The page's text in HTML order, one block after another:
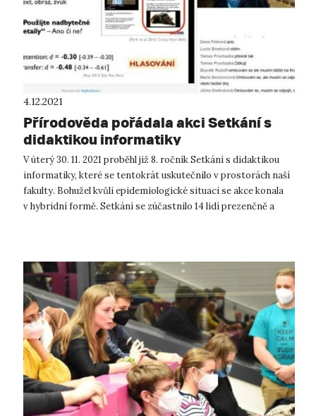
4.12.2021
Přírodověda pořádala akci Setkání s
didaktikou informatiky
V úterý 30. 11. 2021 proběhl již 8. ročník Setkání s didaktikou
informatiky, které se tentokrát uskutečnilo v prostorách naší
fakulty. Bohužel kvůli epidemiologické situaci se akce konala
v hybridní formě. Setkání se zúčastnilo 14 lidí prezenčně a